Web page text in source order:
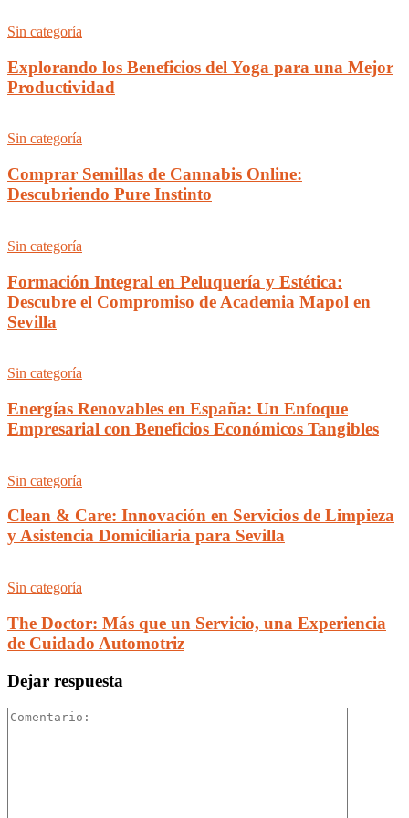
Sin categoría
Explorando los Beneficios del Yoga para una Mejor
Productividad
Sin categoría
Comprar Semillas de Cannabis Online:
Descubriendo Pure Instinto
Sin categoría
Formación Integral en Peluquería y Estética:
Descubre el Compromiso de Academia Mapol en
Sevilla
Sin categoría
Energías Renovables en España: Un Enfoque
Empresarial con Beneficios Económicos Tangibles
Sin categoría
Clean & Care: Innovación en Servicios de Limpieza
y Asistencia Domiciliaria para Sevilla
Sin categoría
The Doctor: Más que un Servicio, una Experiencia
de Cuidado Automotriz
Dejar respuesta